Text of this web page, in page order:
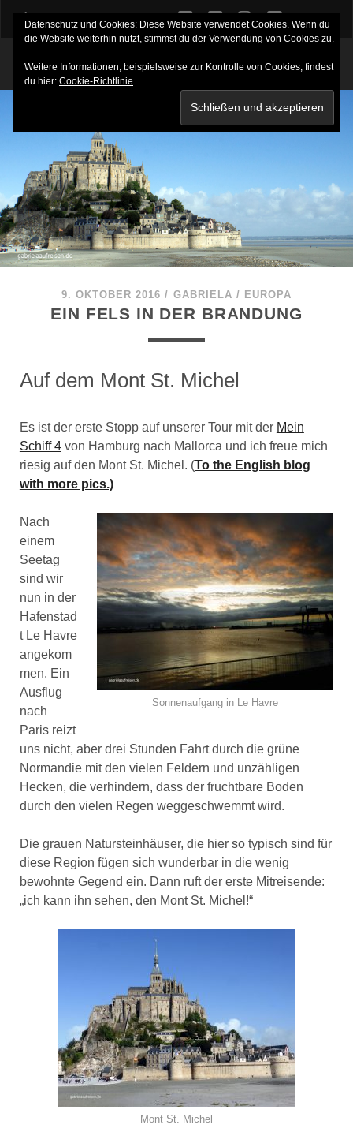
twitterfacebookinstagram
youtube
9. OKTOBER 2016 / GABRIELA / EUROPA
EIN FELS IN DER BRANDUNG
Auf dem Mont St. Michel
Es ist der erste Stopp auf unserer Tour mit der Mein
Schiff 4von Hamburg nach Mallorca und ich freue mich
riesig auf den Mont St. Michel. (To the English blog
with more pics.)
Sonnenaufgang in Le Havre
Nach
einem
Seetag
sind wir
nun in der
Hafenstad
t Le Havre
angekom
men. Ein
Ausflug
nach
Paris reizt
uns nicht, aber drei Stunden Fahrt durch die grüne
Normandie mit den vielen Feldern und unzähligen
Hecken, die verhindern, dass der fruchtbare Boden
durch den vielen Regen weggeschwemmt wird.
Die grauen Natursteinhäuser, die hier so typisch sind für
diese Region fügen sich wunderbar in die wenig
bewohnte Gegend ein. Dann ruft der erste Mitreisende:
„ich kann ihn sehen, den Mont St. Michel!“
Mont St. Michel
Datenschutz und Cookies: Diese Website verwendet Cookies. Wenn du
die Website weiterhin nutzt, stimmst du der Verwendung von Cookies zu.
Weitere Informationen, beispielsweise zur Kontrolle von Cookies, findest
du hier: Cookie-Richtlinie